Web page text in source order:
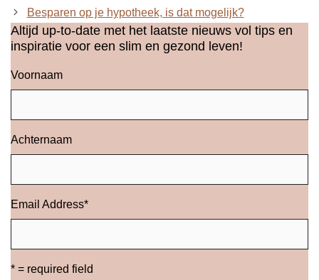
Besparen op je hypotheek, is dat mogelijk?
Altijd up-to-date met het laatste nieuws vol tips en
inspiratie voor een slim en gezond leven!
Voornaam
Achternaam
Email Address*
* = required field